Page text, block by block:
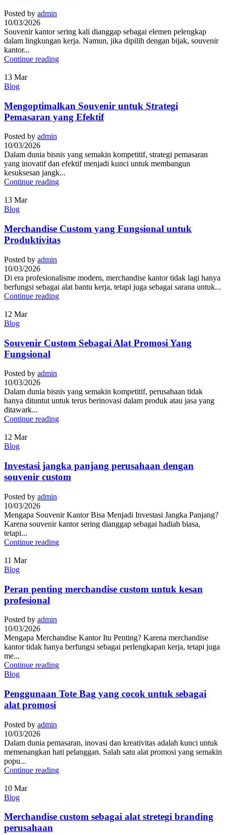
Posted by admin
10/03/2026
Souvenir kantor sering kali dianggap sebagai elemen pelengkap
dalam lingkungan kerja. Namun, jika dipilih dengan bijak, souvenir
kantor...
Continue reading
13 Mar
Blog
Mengoptimalkan Souvenir untuk Strategi
Pemasaran yang Efektif
Posted by admin
10/03/2026
Dalam dunia bisnis yang semakin kompetitif, strategi pemasaran
yang inovatif dan efektif menjadi kunci untuk membangun
kesuksesan jangk...
Continue reading
13 Mar
Blog
Merchandise Custom yang Fungsional untuk
Produktivitas
Posted by admin
10/03/2026
Di era profesionalisme modern, merchandise kantor tidak lagi hanya
berfungsi sebagai alat bantu kerja, tetapi juga sebagai sarana untuk...
Continue reading
12 Mar
Blog
Souvenir Custom Sebagai Alat Promosi Yang
Fungsional
Posted by admin
10/03/2026
Dalam dunia bisnis yang semakin kompetitif, perusahaan tidak
hanya dituntut untuk terus berinovasi dalam produk atau jasa yang
ditawark...
Continue reading
12 Mar
Blog
Investasi jangka panjang perusahaan dengan
souvenir custom
Posted by admin
10/03/2026
Mengapa Souvenir Kantor Bisa Menjadi Investasi Jangka Panjang?
Karena souvenir kantor sering dianggap sebagai hadiah biasa,
tetapi...
Continue reading
11 Mar
Blog
Peran penting merchandise custom untuk kesan
profesional
Posted by admin
10/03/2026
Mengapa Merchandise Kantor Itu Penting? Karena merchandise
kantor tidak hanya berfungsi sebagai perlengkapan kerja, tetapi juga
me...
Continue reading
Blog
Penggunaan Tote Bag yang cocok untuk sebagai
alat promosi
Posted by admin
10/03/2026
Dalam dunia pemasaran, inovasi dan kreativitas adalah kunci untuk
memenangkan hati pelanggan. Salah satu alat promosi yang semakin
popu...
Continue reading
10 Mar
Blog
Merchandise custom sebagai alat stretegi branding
perusahaan